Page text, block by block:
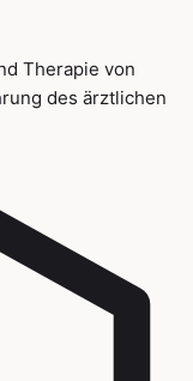
Therapie von
des ärztlichen